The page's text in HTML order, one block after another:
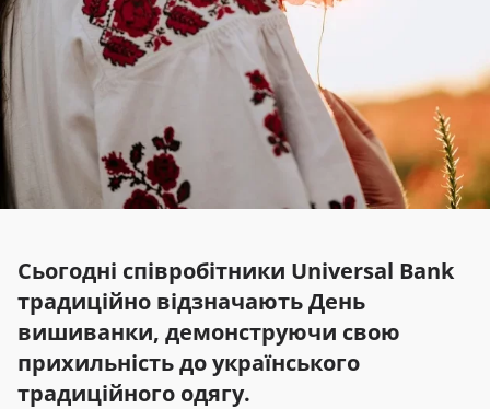
Сьогодні співробітники Universal Bank
традиційно відзначають День
вишиванки, демонструючи свою
прихильність до українського
традиційного одягу.